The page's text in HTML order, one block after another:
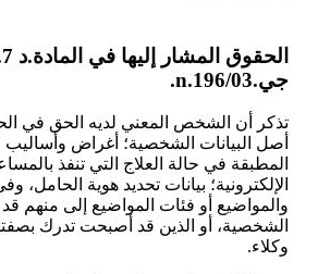
جي.n.196/03.
تذكر أن الشخص المعني لديه الحق في
أصل البيانات الشخصية؛ أغراض
المطبقة في حالة العلاج التي تنفذ
الإلكترونية؛ بيانات تحديد هوية الحامل،
والمواضيع أو فئات المواضيع إلى منهم قد
الشخصية، أو الذين قد أصبحت تدرك
وكلاء.